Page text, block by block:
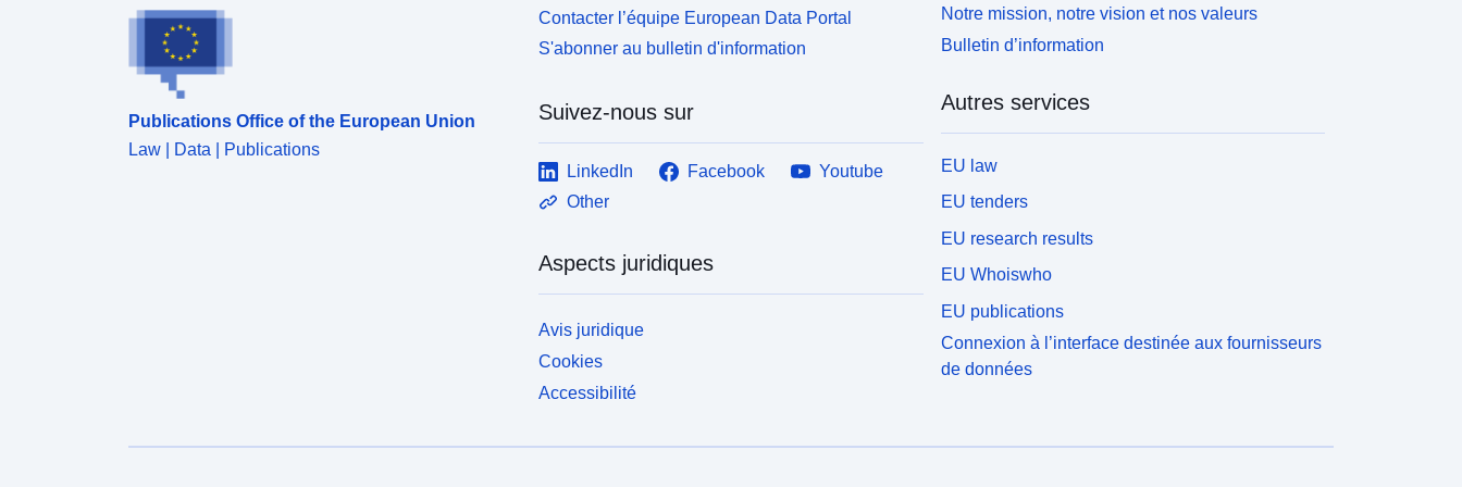
naturels.
Cette dernière catégorie ne s'applique qu'aux PPR
Publications Office of the European Union
Law | Data | Publications
Contacter l’équipe European Data Portal
S'abonner au bulletin d'information
Suivez-nous sur
LinkedIn Facebook
Youtube
Other
Aspects juridiques
Avis juridique
Cookies
Accessibilité
Notre mission, notre vision et nos valeurs
Bulletin d’information
Autres services
EU law
EU tenders
EU research results
EU Whoiswho
EU publications
Connexion à l’interface destinée aux fournisseurs
de données